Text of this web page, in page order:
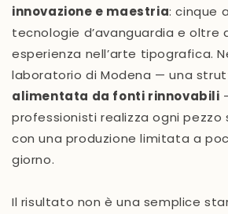
innovazione e maestria: cinque
tecnologie d’avanguardia e oltre
esperienza nell’arte tipografica.
laboratorio di Modena — una
alimentata da fonti rinnovabili
professionisti realizza ogni pezzo
con una produzione limitata a
giorno.
Il risultato non è una semplice